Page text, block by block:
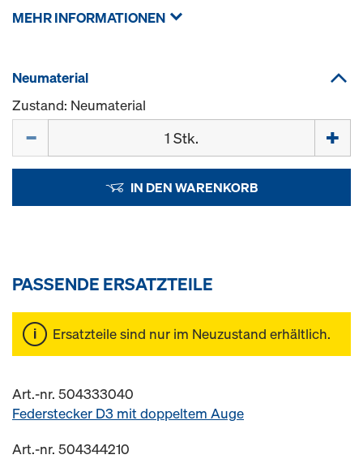
MEHR INFORMATIONEN
Neumaterial
Zustand: Neumaterial
IN DEN WARENKORB
PASSENDE ERSATZTEILE
Ersatzteile sind nur im Neuzustand erhältlich.
Art.-nr. 504333040
Federstecker D3 mit doppeltem Auge
Art.-nr. 504344210